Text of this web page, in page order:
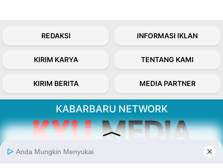
REDAKSI INFORMASI IKLAN
KIRIM KARYA TENTANG KAMI
KIRIM BERITA MEDIA PARTNER
KABARBARU NETWORK